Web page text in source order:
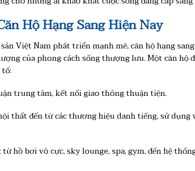
Hộ Hạng Sang Hiện Nay
Việt Nam phát triển mạnh mẽ, căn hộ hạng
của phong cách sống thượng lưu. Một căn hộ
trung tâm, kết nối giao thông thuận tiện.
thất đến từ các thương hiệu danh tiếng, sử dụng
hồ bơi vô cực, sky lounge, spa, gym, đến hệ